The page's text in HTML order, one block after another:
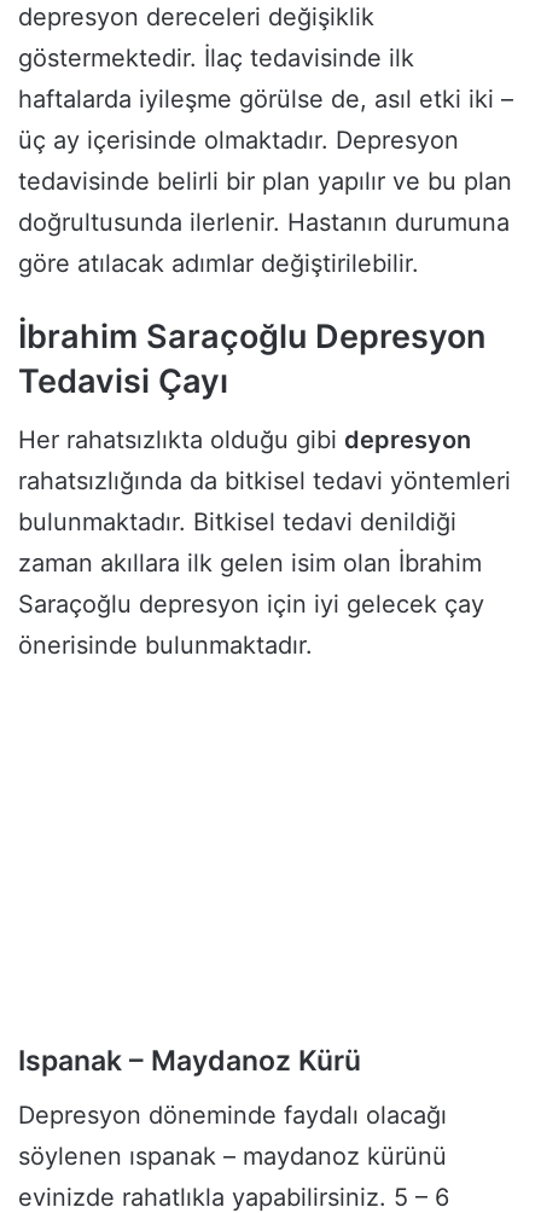
depresyon dereceleri değişiklik
göstermektedir. İlaç tedavisinde ilk
haftalarda iyileşme görülse de, asıl etki iki –
üç ay içerisinde olmaktadır. Depresyon
tedavisinde belirli bir plan yapılır ve bu plan
doğrultusunda ilerlenir. Hastanın durumuna
göre atılacak adımlar değiştirilebilir.
İbrahim Saraçoğlu Depresyon
Tedavisi Çayı
Her rahatsızlıkta olduğu gibi depresyon
rahatsızlığında da bitkisel tedavi yöntemleri
bulunmaktadır. Bitkisel tedavi denildiği
zaman akıllara ilk gelen isim olan İbrahim
Saraçoğlu depresyon için iyi gelecek çay
önerisinde bulunmaktadır.
Ispanak – Maydanoz Kürü
Depresyon döneminde faydalı olacağı
söylenen ıspanak – maydanoz kürünü
evinizde rahatlıkla yapabilirsiniz. 5 – 6